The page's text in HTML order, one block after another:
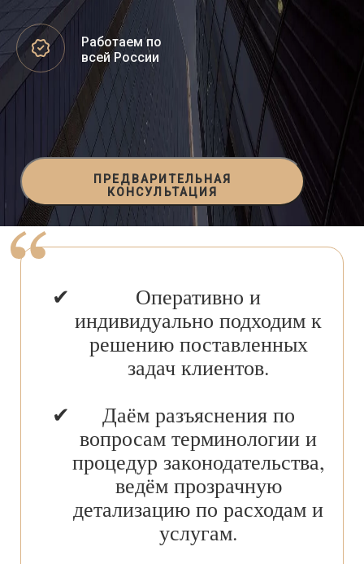
Работаем по
всей России
ПРЕДВАРИТЕЛЬНАЯ
КОНСУЛЬТАЦИЯ
Оперативно и
индивидуально подходим к
решению поставленных
задач клиентов.
Даём разъяснения по
вопросам терминологии и
процедур законодательства,
ведём прозрачную
детализацию по расходам и
услугам.